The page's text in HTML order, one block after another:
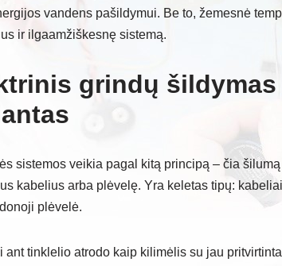
vandens pašildymui. Be to, žemesnė
ir ilgaamžiškesnę sistemą.
grindų
sistemos veikia pagal kitą principą – čia
kabelius arba plėvelę. Yra keletas tipų:
plėvelė.
ant tinklelio atrodo kaip kilimėlis su jau